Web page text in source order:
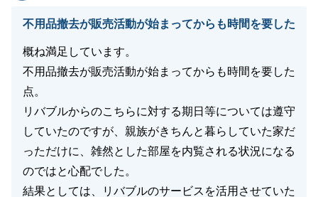
不用品撤去が販売活動が始まってからも時間を要した
概ね満足しています。
不用品撤去が販売活動が始まってからも時間を要した
点。
リバブルからのこちらに対する期日等については遵守
していたのですが、親族がきちんと暮らしていた家だ
っただけに、雑然とした部屋を内覧される状況になる
のではと心配でした。
結果としては、リバブルのサービスを活用させていた